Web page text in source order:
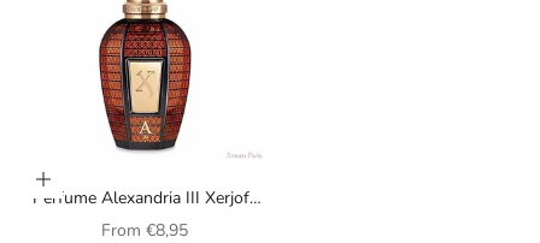
Choose options
Perfume Alexandria III Xerjoff
unisex
Sale price
From €8,95